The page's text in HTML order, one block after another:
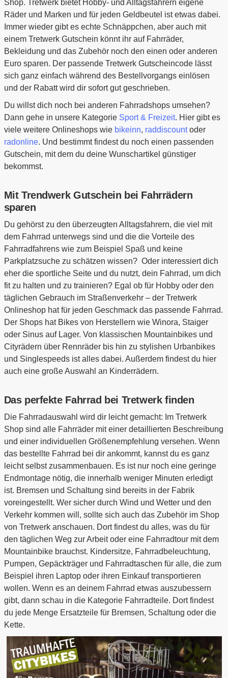
Shop. Tretwerk bietet Hobby- und Alltagsfahrern eigene
Räder und Marken und für jeden Geldbeutel ist etwas dabei.
Immer wieder gibt es echte Schnäppchen, aber auch mit
einem Tretwerk Gutschein könnt ihr auf Fahrräder,
Bekleidung und das Zubehör noch den einen oder anderen
Euro sparen. Der passende Tretwerk Gutscheincode lässt
sich ganz einfach während des Bestellvorgangs einlösen
und der Rabatt wird dir sofort gut geschrieben.
Du willst dich noch bei anderen Fahrradshops umsehen?
Dann gehe in unsere Kategorie Sport & Freizeit. Hier gibt es
viele weitere Onlineshops wie bikeinn, raddiscountoder
radonline. Und bestimmt findest du noch einen passenden
Gutschein, mit dem du deine Wunschartikel günstiger
bekommst.
Mit Trendwerk Gutschein bei Fahrrädern
sparen
Du gehörst zu den überzeugten Alltagsfahrern, die viel mit
dem Fahrrad unterwegs sind und die die Vorteile des
Fahrradfahrens wie zum Beispiel Spaß und keine
Parkplatzsuche zu schätzen wissen? Oder interessiert dich
eher die sportliche Seite und du nutzt, dein Fahrrad, um dich
fit zu halten und zu trainieren? Egal ob für Hobby oder den
täglichen Gebrauch im Straßenverkehr – der Tretwerk
Onlineshop hat für jeden Geschmack das passende Fahrrad.
Der Shops hat Bikes von Herstellern wie Winora, Staiger
oder Sinus auf Lager. Von klassischen Mountainbikes und
Cityrädern über Rennräder bis hin zu stylishen Urbanbikes
und Singlespeeds ist alles dabei. Außerdem findest du hier
auch eine große Auswahl an Kinderrädern.
Das perfekte Fahrrad bei Tretwerk finden
Die Fahrradauswahl wird dir leicht gemacht: Im Tretwerk
Shop sind alle Fahrräder mit einer detaillierten Beschreibung
und einer individuellen Größenempfehlung versehen. Wenn
das bestellte Fahrrad bei dir ankommt, kannst du es ganz
leicht selbst zusammenbauen. Es ist nur noch eine geringe
Endmontage nötig, die innerhalb weniger Minuten erledigt
ist. Bremsen und Schaltung sind bereits in der Fabrik
voreingestellt. Wer sicher durch Wind und Wetter und den
Verkehr kommen will, sollte sich auch das Zubehör im Shop
von Tretwerk anschauen. Dort findest du alles, was du für
den täglichen Weg zur Arbeit oder eine Fahrradtour mit dem
Mountainbike brauchst. Kindersitze, Fahrradbeleuchtung,
Pumpen, Gepäckträger und Fahrradtaschen für alle, die zum
Beispiel ihren Laptop oder ihren Einkauf transportieren
wollen. Wenn es an deinem Fahrrad etwas auszubessern
gibt, dann schau in die Kategorie Fahrradteile. Dort findest
du jede Menge Ersatzteile für Bremsen, Schaltung oder die
Kette.